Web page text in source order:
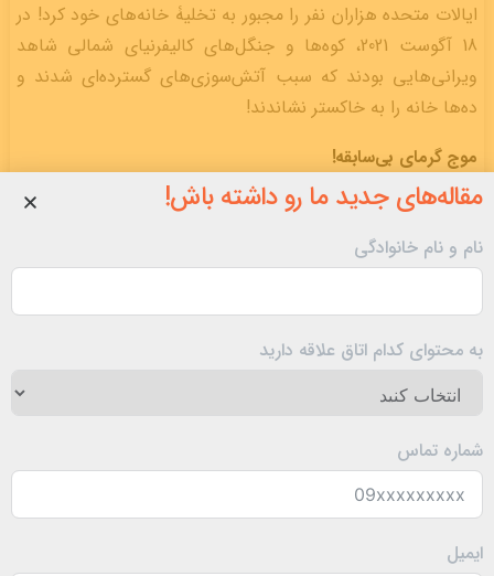
ایالات متحده هزاران نفر را مجبور به تخلیۀ خانه‌های خود کرد! در
18 آگوست 2021، کوه‌ها و جنگل‌های کالیفرنیای شمالی شاهد
ویرانی‌هایی بودند که سبب آتش‌سوزی‌های گسترده‌ای شدند و
ده‌ها خانه را به خاکستر نشاندند!
موج گرمای بی‌سابقه!
درجه سانتیگراد) را تجربه کرد که باعث سطوح خطرناکی از
قرارگرفتن در معرض گرما شد.
مقاله‌های جدید ما رو داشته باش!
نام و نام خانوادگی
به محتوای کدام اتاق علاقه دارید
شماره تماس
ایمیل